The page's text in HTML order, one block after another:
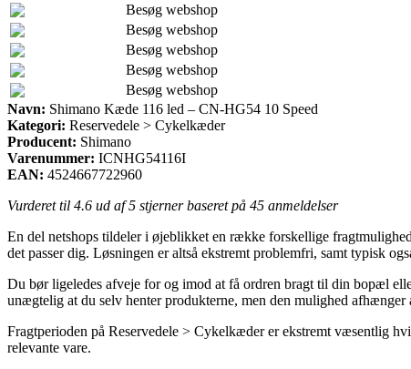
Besøg webshop
Besøg webshop
Besøg webshop
Besøg webshop
Besøg webshop
Navn: Shimano Kæde 116 led – CN-HG54 10 Speed
Kategori: Reservedele > Cykelkæder
Producent: Shimano
Varenummer: ICNHG54116I
EAN: 4524667722960
Vurderet til 4.6 ud af 5 stjerner baseret på 45 anmeldelser
En del netshops tildeler i øjeblikket en række forskellige
det passer dig. Løsningen er altså ekstremt problemfri, samt typisk
Du bør ligeledes afveje for og imod at få ordren bragt til din bopæl
unægtelig at du selv henter produkterne, men den mulighed
Fragtperioden på Reservedele > Cykelkæder er ekstremt væsentlig
relevante vare.